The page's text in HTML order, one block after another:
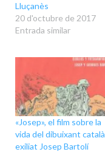
Lluçanès
20 d'octubre de 2017
Entrada similar
«Josep», el film sobre la
vida del dibuixant català
exiliat Josep Bartolí